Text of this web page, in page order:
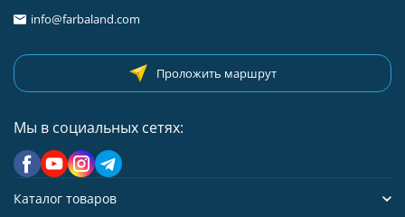
info@farbaland.com
Проложить маршрут
Мы в социальных сетях:
Каталог товаров